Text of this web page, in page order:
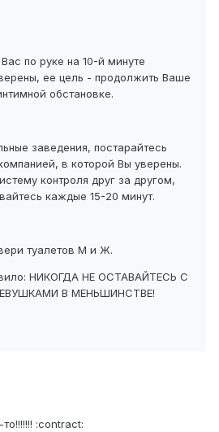
по руке на 10-й минуте
ее цель - продолжить Ваше
обстановке.
заведения, постарайтесь
в которой Вы уверены.
контроля друг за другом,
каждые 15-20 минут.
туалетов М и Ж.
НИКОГДА НЕ ОСТАВАЙТЕСЬ С
В МЕНЬШИНСТВЕ!
:contract: